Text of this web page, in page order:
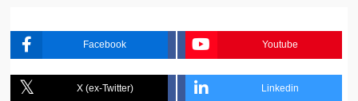
Facebook Youtube
X (ex-Twitter) Linkedin